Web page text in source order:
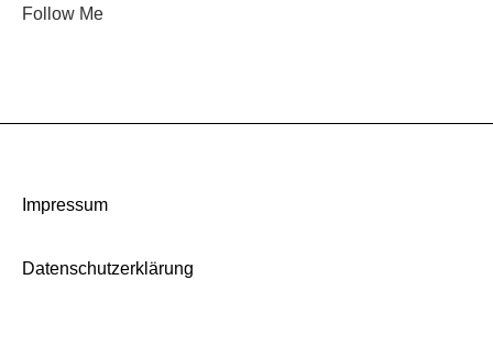
Follow Me
Impressum
Datenschutzerklärung